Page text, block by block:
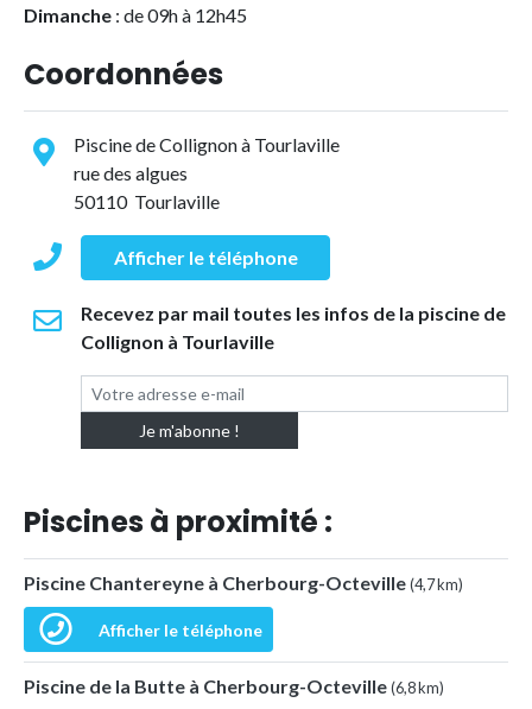
Dimanche : de 09h à 12h45
Coordonnées
Piscine de Collignon à Tourlaville
rue des algues
50110 Tourlaville
Afficher le téléphone
Recevez par mail toutes les infos de la piscine de
Collignon à Tourlaville
Piscines à proximité :
Piscine Chantereyne à Cherbourg-Octeville(4,7 km)
Afficher le téléphone
Piscine de la Butte à Cherbourg-Octeville(6,8 km)